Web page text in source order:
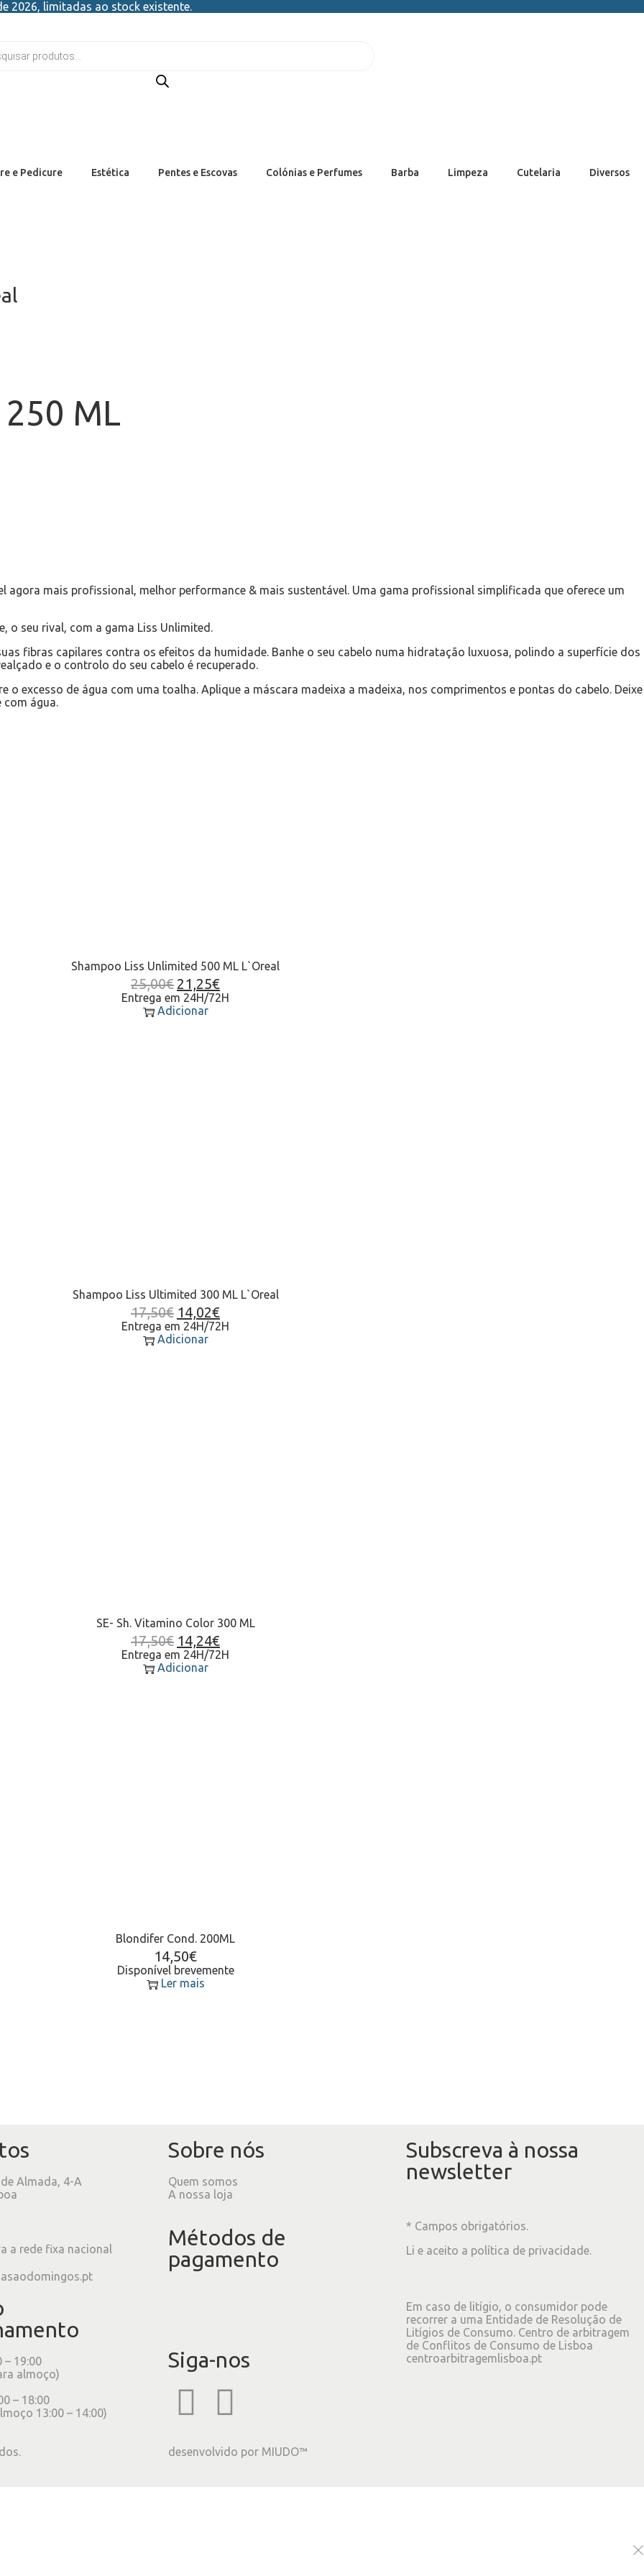
2026, limitadas ao stock existente.
e Pedicure Estética Pentes e Escovas Colónias e Perfumes Barba Limpeza Cutelaria Diversos
250 ML
agora mais profissional, melhor performance & mais sustentável. Uma gama profissional simplificada que oferece um
o seu rival, com a gama Liss Unlimited.
fibras capilares contra os efeitos da humidade. Banhe o seu cabelo numa hidratação luxuosa, polindo a superfície dos
e o controlo do seu cabelo é recuperado.
excesso de água com uma toalha. Aplique a máscara madeixa a madeixa, nos comprimentos e pontas do cabelo. Deixe
com água.
Shampoo Liss Unlimited 500 ML L`Oreal
25,00€ 21,25€
Entrega em 24H/72H
Adicionar
Shampoo Liss Ultimited 300 ML L`Oreal
17,50€ 14,02€
Entrega em 24H/72H
Adicionar
SE- Sh. Vitamino Color 300 ML
17,50€ 14,24€
Entrega em 24H/72H
Adicionar
Blondifer Cond. 200ML
14,50€
Disponível brevemente
Ler mais
Almada, 4-A
a rede fixa nacional
– 19:00
almoço)
– 18:00
13:00 – 14:00)
Sobre nós
Quem somos
A nossa loja
Métodos de
pagamento
Siga-nos
Subscreva à nossa
newsletter
* Campos obrigatórios.
Li e aceito a política de privacidade.
Em caso de litígio, o consumidor pode
recorrer a uma Entidade de Resolução de
Litígios de Consumo. Centro de arbitragem
de Conflitos de Consumo de Lisboa
centroarbitragemlisboa.pt
desenvolvido por MIUDO™